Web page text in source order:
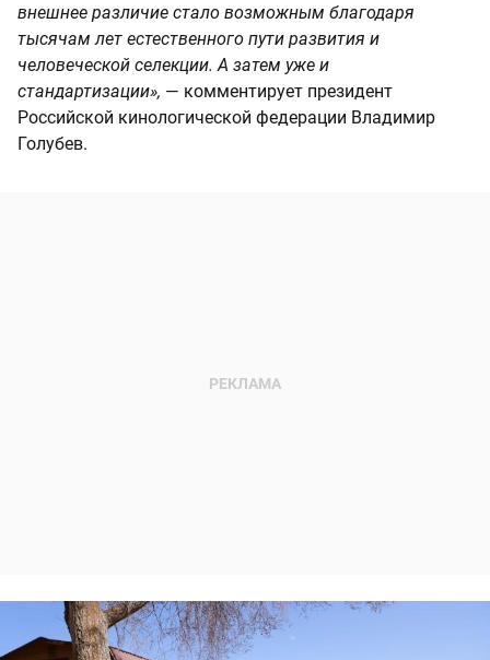
внешнее различие стало возможным благодаря
тысячам лет естественного пути развития и
человеческой селекции. А затем уже и
стандартизации», — комментирует президент
Российской кинологической федерации Владимир
Голубев.